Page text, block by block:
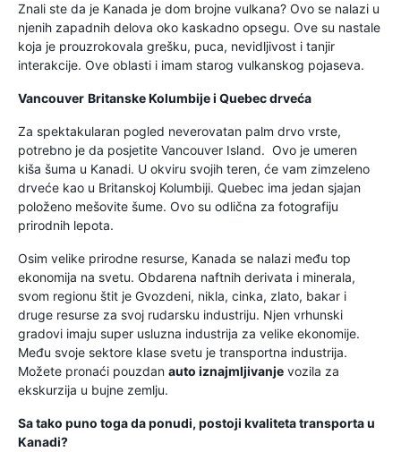
Znali ste da je Kanada je dom brojne vulkana? Ovo se nalazi u
njenih zapadnih delova oko kaskadno opsegu. Ove su nastale
koja je prouzrokovala grešku, puca, nevidljivost i tanjir
interakcije. Ove oblasti i imam starog vulkanskog pojaseva.
Vancouver Britanske Kolumbije i Quebec drveća
Za spektakularan pogled neverovatan palm drvo vrste,
potrebno je da posjetite Vancouver Island. Ovo je umeren
kiša šuma u Kanadi. U okviru svojih teren, će vam zimzeleno
drveće kao u Britanskoj Kolumbiji. Quebec ima jedan sjajan
položeno mešovite šume. Ovo su odlična za fotografiju
prirodnih lepota.
Osim velike prirodne resurse, Kanada se nalazi među top
ekonomija na svetu. Obdarena naftnih derivata i minerala,
svom regionu štit je Gvozdeni, nikla, cinka, zlato, bakar i
druge resurse za svoj rudarsku industriju. Njen vrhunski
gradovi imaju super usluzna industrija za velike ekonomije.
Među svoje sektore klase svetu je transportna industrija.
Možete pronaći pouzdan auto iznajmljivanje vozila za
ekskurzija u bujne zemlju.
Sa tako puno toga da ponudi, postoji kvaliteta transporta u
Kanadi?